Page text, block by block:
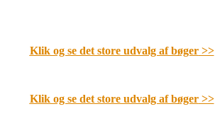
Klik og se det store udvalg af bøger>>
Klik og se det store udvalg af bøger>>